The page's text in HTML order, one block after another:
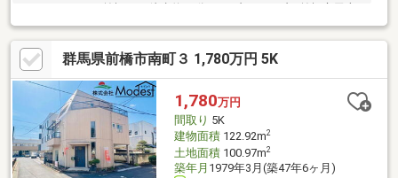
化会館前店まで徒歩5分・アピタ前橋店まで徒歩約9分食品や日用
品の買い物も便利な立地です。◇3階建て、ルーフバルコニー付
き♪・南向きで陽当たり良好・間取りは5K、収納も充実してお
り、荷物の多い方でも安心！全居室独立の間取りで家族間のプラ
イバシーも保てます◎建物1階に1台分駐車ができます。悪天候で
も安心です。◆◇◆中古戸建をお探しなら、LIXIL不動産ショップ
のトウショウレックスへ◆◇
群馬県前橋市南町３ 1,780万円 5K
1,780万円
間取り 5K
建物面積122.92m2
土地面積100.97m2
築年月 1979年3月(築47年6ヶ月)